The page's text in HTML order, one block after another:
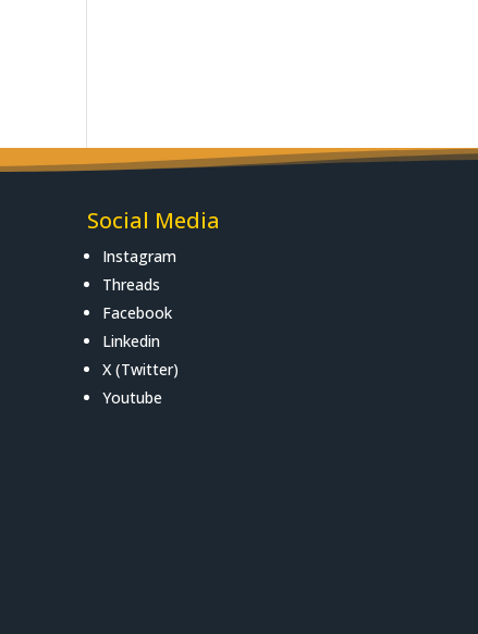
Social Media
Instagram
Threads
Facebook
Linkedin
X (Twitter)
Youtube